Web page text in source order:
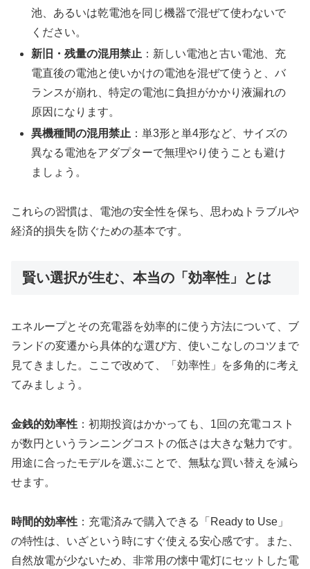
池、あるいは乾電池を同じ機器で混ぜて使わないで
ください。
新旧・残量の混用禁止 ：新しい電池と古い電池、充
電直後の電池と使いかけの電池を混ぜて使うと、バ
ランスが崩れ、特定の電池に負担がかかり液漏れの
原因になります。
異機種間の混用禁止 ：単3形と単4形など、サイズの
異なる電池をアダプターで無理やり使うことも避け
ましょう。
これらの習慣は、電池の安全性を保ち、思わぬトラブルや
経済的損失を防ぐための基本です。
賢い選択が生む、本当の「効率性」とは
エネループとその充電器を効率的に使う方法について、ブ
ランドの変遷から具体的な選び方、使いこなしのコツまで
見てきました。ここで改めて、「効率性」を多角的に考え
てみましょう。
金銭的効率性 ：初期投資はかかっても、1回の充電コスト
が数円というランニングコストの低さは大きな魅力です。
用途に合ったモデルを選ぶことで、無駄な買い替えを減ら
せます。
時間的効率性 ：充電済みで購入できる「Ready to Use」
の特性は、いざという時にすぐ使える安心感です。また、
自然放電が少ないため、非常用の懐中電灯にセットした電